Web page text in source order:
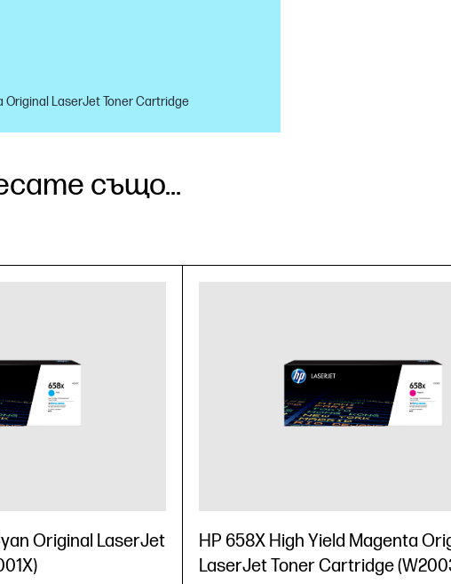
Original LaserJet Toner Cartridge
също...
Original LaserJet
HP 658X High Yield Magenta
LaserJet Toner Cartridge